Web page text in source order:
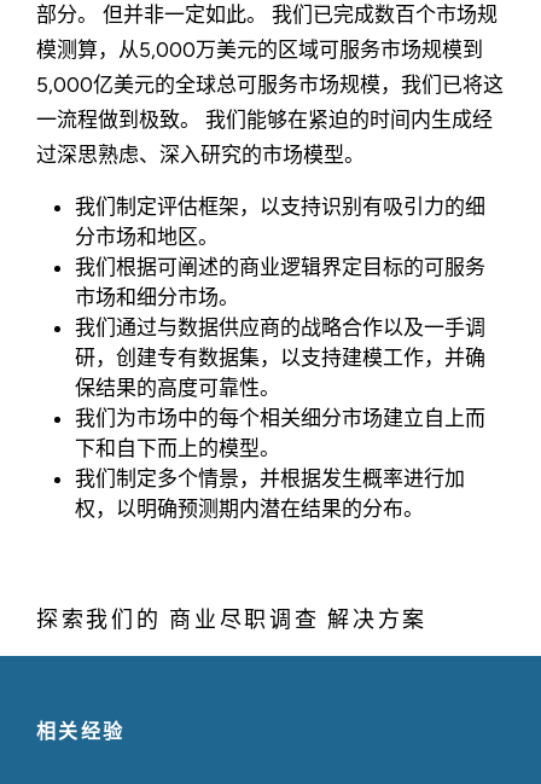
探索我们的 商业尽职调查 解决方案
部分。 但并非一定如此。 我们已完成数百个市场规
模测算，从5,000万美元的区域可服务市场规模到
5,000亿美元的全球总可服务市场规模，我们已将这
一流程做到极致。 我们能够在紧迫的时间内生成经
过深思熟虑、深入研究的市场模型。
我们制定评估框架，以支持识别有吸引力的细
分市场和地区。
我们根据可阐述的商业逻辑界定目标的可服务
市场和细分市场。
我们通过与数据供应商的战略合作以及一手调
研，创建专有数据集，以支持建模工作，并确
保结果的高度可靠性。
我们为市场中的每个相关细分市场建立自上而
下和自下而上的模型。
我们制定多个情景，并根据发生概率进行加
权，以明确预测期内潜在结果的分布。
相关经验